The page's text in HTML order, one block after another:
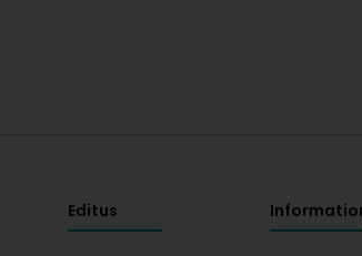
Editus